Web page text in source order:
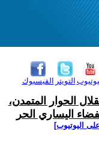
الفيسبوك التويتر
الحوار المتمدن،
اليساري الحر
اليوتيوب]